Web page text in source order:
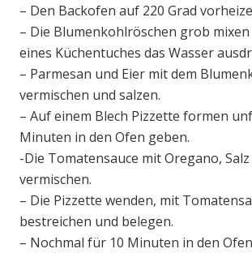
– Den Backofen auf 220 Grad
– Die Blumenkohlröschen grob
eines Küchentuches das Wasser
– Parmesan und Eier mit dem
vermischen und salzen.
– Auf einem Blech Pizzette formen
Minuten in den Ofen geben.
-Die Tomatensauce mit Oregano,
vermischen.
– Die Pizzette wenden, mit
bestreichen und belegen.
– Nochmal für 10 Minuten in den